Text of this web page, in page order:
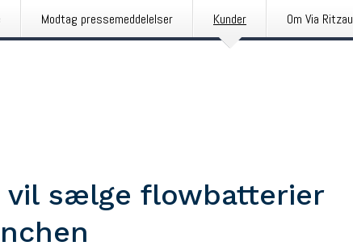
Modtag pressemeddelelser Kunder Om Via Ritzau
vil sælge flowbatterier